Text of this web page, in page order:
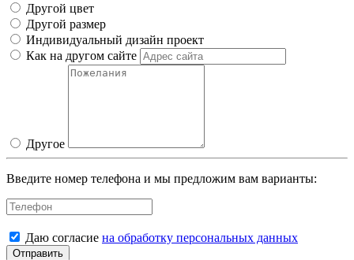
Другой цвет
Другой размер
Индивидуальный дизайн проект
Как на другом сайте
Другое
Введите номер телефона и мы предложим вам варианты:
Даю согласие на обработку персональных данных
Отправить